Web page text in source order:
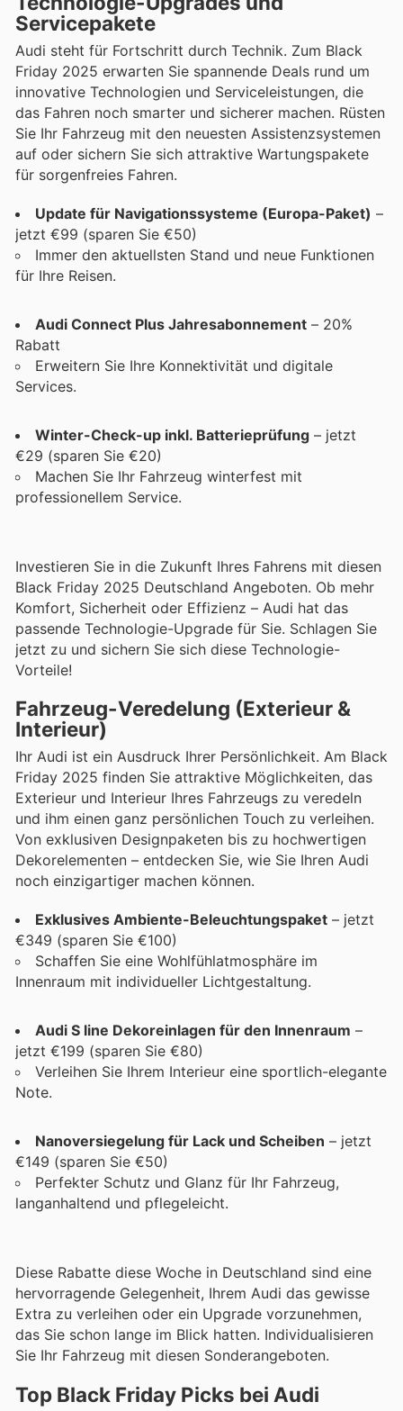
Servicepakete
Audi steht für Fortschritt durch Technik. Zum Black
Friday 2025 erwarten Sie spannende Deals rund um
innovative Technologien und Serviceleistungen, die
das Fahren noch smarter und sicherer machen. Rüsten
Sie Ihr Fahrzeug mit den neuesten Assistenzsystemen
auf oder sichern Sie sich attraktive Wartungspakete
für sorgenfreies Fahren.
Update für Navigationssysteme (Europa-Paket) –
jetzt €99 (sparen Sie €50)
Immer den aktuellsten Stand und neue Funktionen
für Ihre Reisen.
Audi Connect Plus Jahresabonnement – 20%
Rabatt
Erweitern Sie Ihre Konnektivität und digitale
Services.
Winter-Check-up inkl. Batterieprüfung – jetzt
€29 (sparen Sie €20)
Machen Sie Ihr Fahrzeug winterfest mit
professionellem Service.
Investieren Sie in die Zukunft Ihres Fahrens mit diesen
Black Friday 2025 Deutschland Angeboten. Ob mehr
Komfort, Sicherheit oder Effizienz – Audi hat das
passende Technologie-Upgrade für Sie. Schlagen Sie
jetzt zu und sichern Sie sich diese Technologie-
Vorteile!
Fahrzeug-Veredelung (Exterieur &
Interieur)
Ihr Audi ist ein Ausdruck Ihrer Persönlichkeit. Am Black
Friday 2025 finden Sie attraktive Möglichkeiten, das
Exterieur und Interieur Ihres Fahrzeugs zu veredeln
und ihm einen ganz persönlichen Touch zu verleihen.
Von exklusiven Designpaketen bis zu hochwertigen
Dekorelementen – entdecken Sie, wie Sie Ihren Audi
noch einzigartiger machen können.
Exklusives Ambiente-Beleuchtungspaket – jetzt
€349 (sparen Sie €100)
Schaffen Sie eine Wohlfühlatmosphäre im
Innenraum mit individueller Lichtgestaltung.
Audi S line Dekoreinlagen für den Innenraum –
jetzt €199 (sparen Sie €80)
Verleihen Sie Ihrem Interieur eine sportlich-elegante
Note.
Nanoversiegelung für Lack und Scheiben – jetzt
€149 (sparen Sie €50)
Perfekter Schutz und Glanz für Ihr Fahrzeug,
langanhaltend und pflegeleicht.
Diese Rabatte diese Woche in Deutschland sind eine
hervorragende Gelegenheit, Ihrem Audi das gewisse
Extra zu verleihen oder ein Upgrade vorzunehmen,
das Sie schon lange im Blick hatten. Individualisieren
Sie Ihr Fahrzeug mit diesen Sonderangeboten.
Top Black Friday Picks bei Audi